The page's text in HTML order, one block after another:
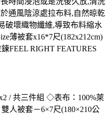
/ 共三件組 ◇表布：100%萊
人被套－6×7尺(180×210公